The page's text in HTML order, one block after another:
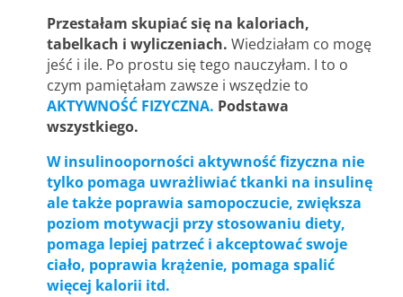
Przestałam skupiać się na kaloriach,
tabelkach i wyliczeniach. Wiedziałam co mogę
jeść i ile. Po prostu się tego nauczyłam. I to o
czym pamiętałam zawsze i wszędzie to
AKTYWNOŚĆ FIZYCZNA. Podstawa
wszystkiego.
W insulinooporności aktywność fizyczna nie
tylko pomaga uwrażliwiać tkanki na insulinę
ale także poprawia samopoczucie, zwiększa
poziom motywacji przy stosowaniu diety,
pomaga lepiej patrzeć i akceptować swoje
ciało, poprawia krążenie, pomaga spalić
więcej kalorii itd.